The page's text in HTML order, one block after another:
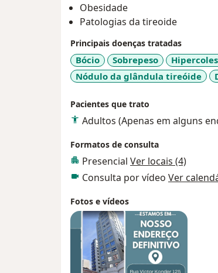
Obesidade
Patologias da tireoide
Principais doenças tratadas
Bócio Sobrepeso
Nódulo da glândula tireóide
Pacientes que trato
Adultos (Apenas em alguns
Formatos de consulta
Presencial Ver locais (4)
Consulta por vídeo Ver
Fotos e vídeos